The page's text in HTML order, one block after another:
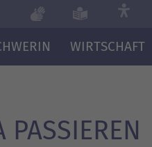
WIRTSCHAFT
PASSIEREN